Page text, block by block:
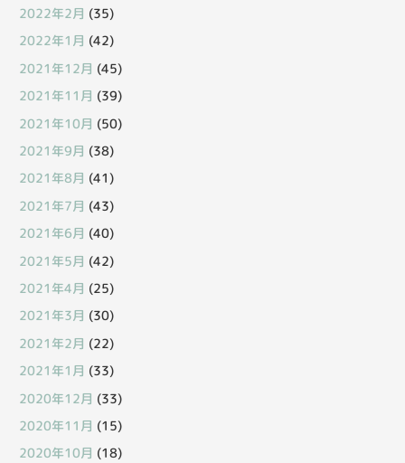
2022年2月 (35)
2022年1月 (42)
2021年12月 (45)
2021年11月 (39)
2021年10月 (50)
2021年9月 (38)
2021年8月 (41)
2021年7月 (43)
2021年6月 (40)
2021年5月 (42)
2021年4月 (25)
2021年3月 (30)
2021年2月 (22)
2021年1月 (33)
2020年12月 (33)
2020年11月 (15)
2020年10月 (18)